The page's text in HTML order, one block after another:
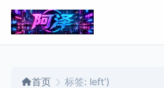
首页 标签: left’)